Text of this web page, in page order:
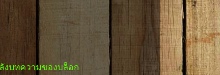
งบทความของบล็อก